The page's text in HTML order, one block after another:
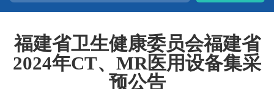
福建省卫生健康委员会福建省
2024年CT、MR医用设备集采
预公告